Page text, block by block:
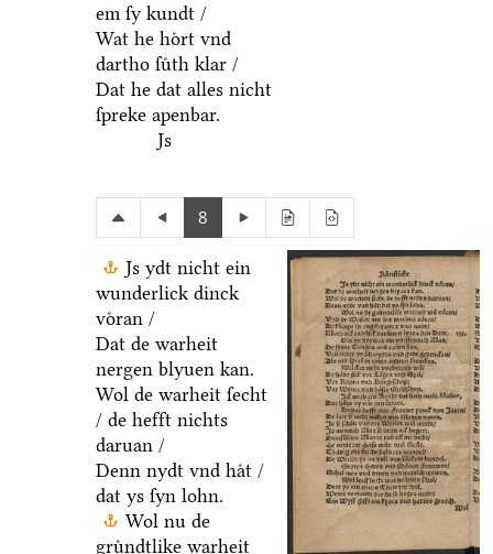
em ſy kundt /
Wat he hoͤrt vnd
dartho ſuͤth klar /
Dat he dat alles nicht
ſpreke apenbar.
Js
8
Js ydt nicht ein
wunderlick dinck
voͤran /
Dat de warheit
nergen blyuen kan.
Wol de warheit ſecht
/ de hefft nichts
daruan /
Denn nydt vnd haͤt /
dat ys ſyn lohn.
Wol nu de
gruͤndtlike warheit